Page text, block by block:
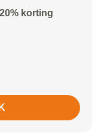
korting